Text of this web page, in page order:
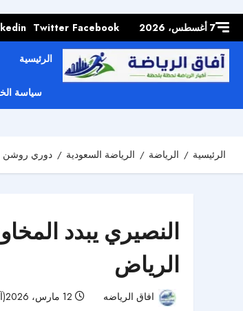
content7 أغسطس، 2026 Facebook
Twitter
الرئيسية
سياسة
الرئيسية الرياضة الرياضة السعودية دوري روشن
النصيري يبدد
الرياض
افاق الرياضه